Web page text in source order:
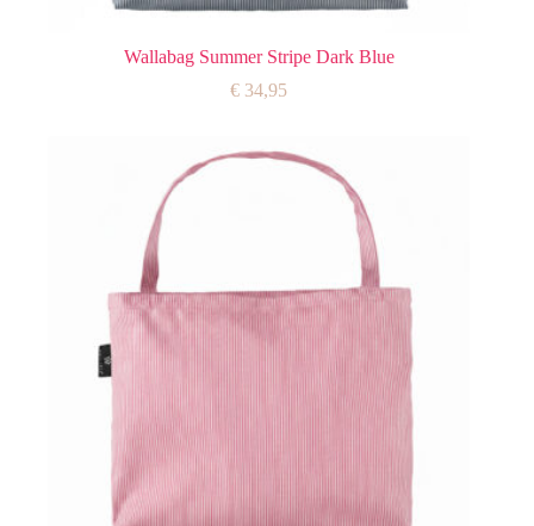
Wallabag Summer Stripe Dark Blue
€ 34,95